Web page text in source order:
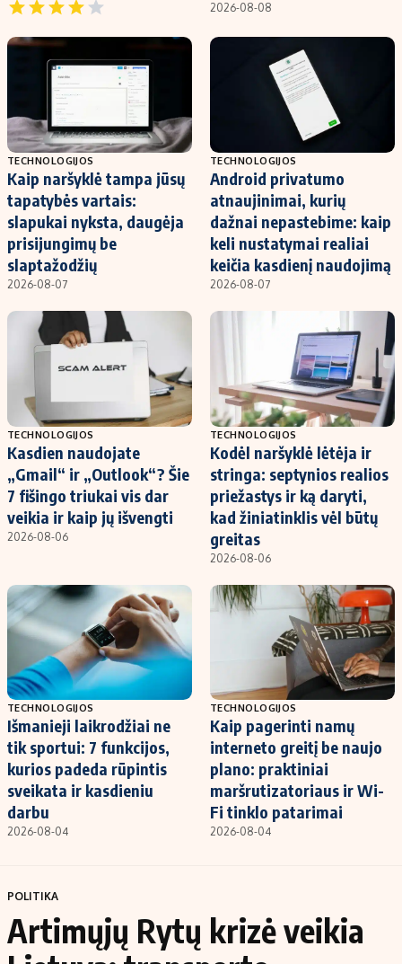
2026-08-08
TECHNOLOGIJOS
Kaip naršyklė tampa jūsų
tapatybės vartais:
slapukai nyksta, daugėja
prisijungimų be
slaptažodžių
2026-08-07
TECHNOLOGIJOS
Android privatumo
atnaujinimai, kurių
dažnai nepastebime: kaip
keli nustatymai realiai
keičia kasdienį naudojimą
2026-08-07
TECHNOLOGIJOS
Kasdien naudojate
„Gmail“ ir „Outlook“? Šie
7 fišingo triukai vis dar
veikia ir kaip jų išvengti
2026-08-06
TECHNOLOGIJOS
Kodėl naršyklė lėtėja ir
stringa: septynios realios
priežastys ir ką daryti,
kad žiniatinklis vėl būtų
greitas
2026-08-06
TECHNOLOGIJOS
Išmanieji laikrodžiai ne
tik sportui: 7 funkcijos,
kurios padeda rūpintis
sveikata ir kasdieniu
darbu
2026-08-04
TECHNOLOGIJOS
Kaip pagerinti namų
interneto greitį be naujo
plano: praktiniai
maršrutizatoriaus ir Wi-
Fi tinklo patarimai
2026-08-04
POLITIKA
Artimųjų Rytų krizė veikia